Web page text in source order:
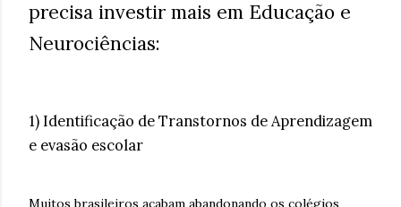
precisa investir mais em Educação e
Neurociências:
1) Identificação de Transtornos de Aprendizagem
e evasão escolar
Muitos brasileiros acabam abandonando os colégios